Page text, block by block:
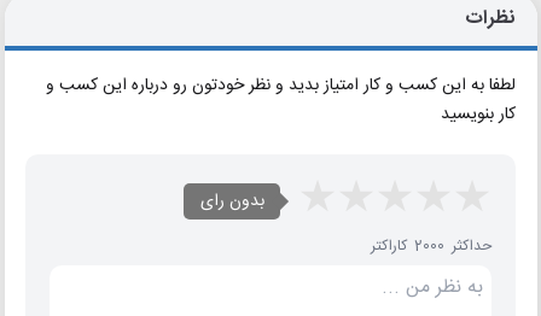
نظرات
لطفا به این کسب و کار امتیاز بدید و نظر خودتون رو درباره این کسب و
کار بنویسید
بدون رای
حداکثر 2000 کاراکتر